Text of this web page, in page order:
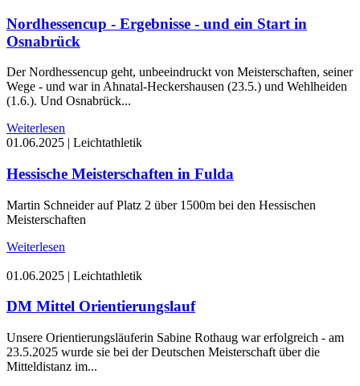
Nordhessencup - Ergebnisse - und ein Start in
Osnabrück
Der Nordhessencup geht, unbeeindruckt von Meisterschaften, seiner
Wege - und war in Ahnatal-Heckershausen (23.5.) und Wehlheiden
(1.6.). Und Osnabrück...
Weiterlesen
01.06.2025 | Leichtathletik
Hessische Meisterschaften in Fulda
Martin Schneider auf Platz 2 über 1500m bei den Hessischen
Meisterschaften
Weiterlesen
01.06.2025 | Leichtathletik
DM Mittel Orientierungslauf
Unsere Orientierungsläuferin Sabine Rothaug war erfolgreich - am
23.5.2025 wurde sie bei der Deutschen Meisterschaft über die
Mitteldistanz im...